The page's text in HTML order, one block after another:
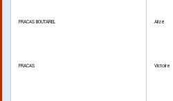
FRACAS BOUTAREL Alizé
FRACAS Victoire